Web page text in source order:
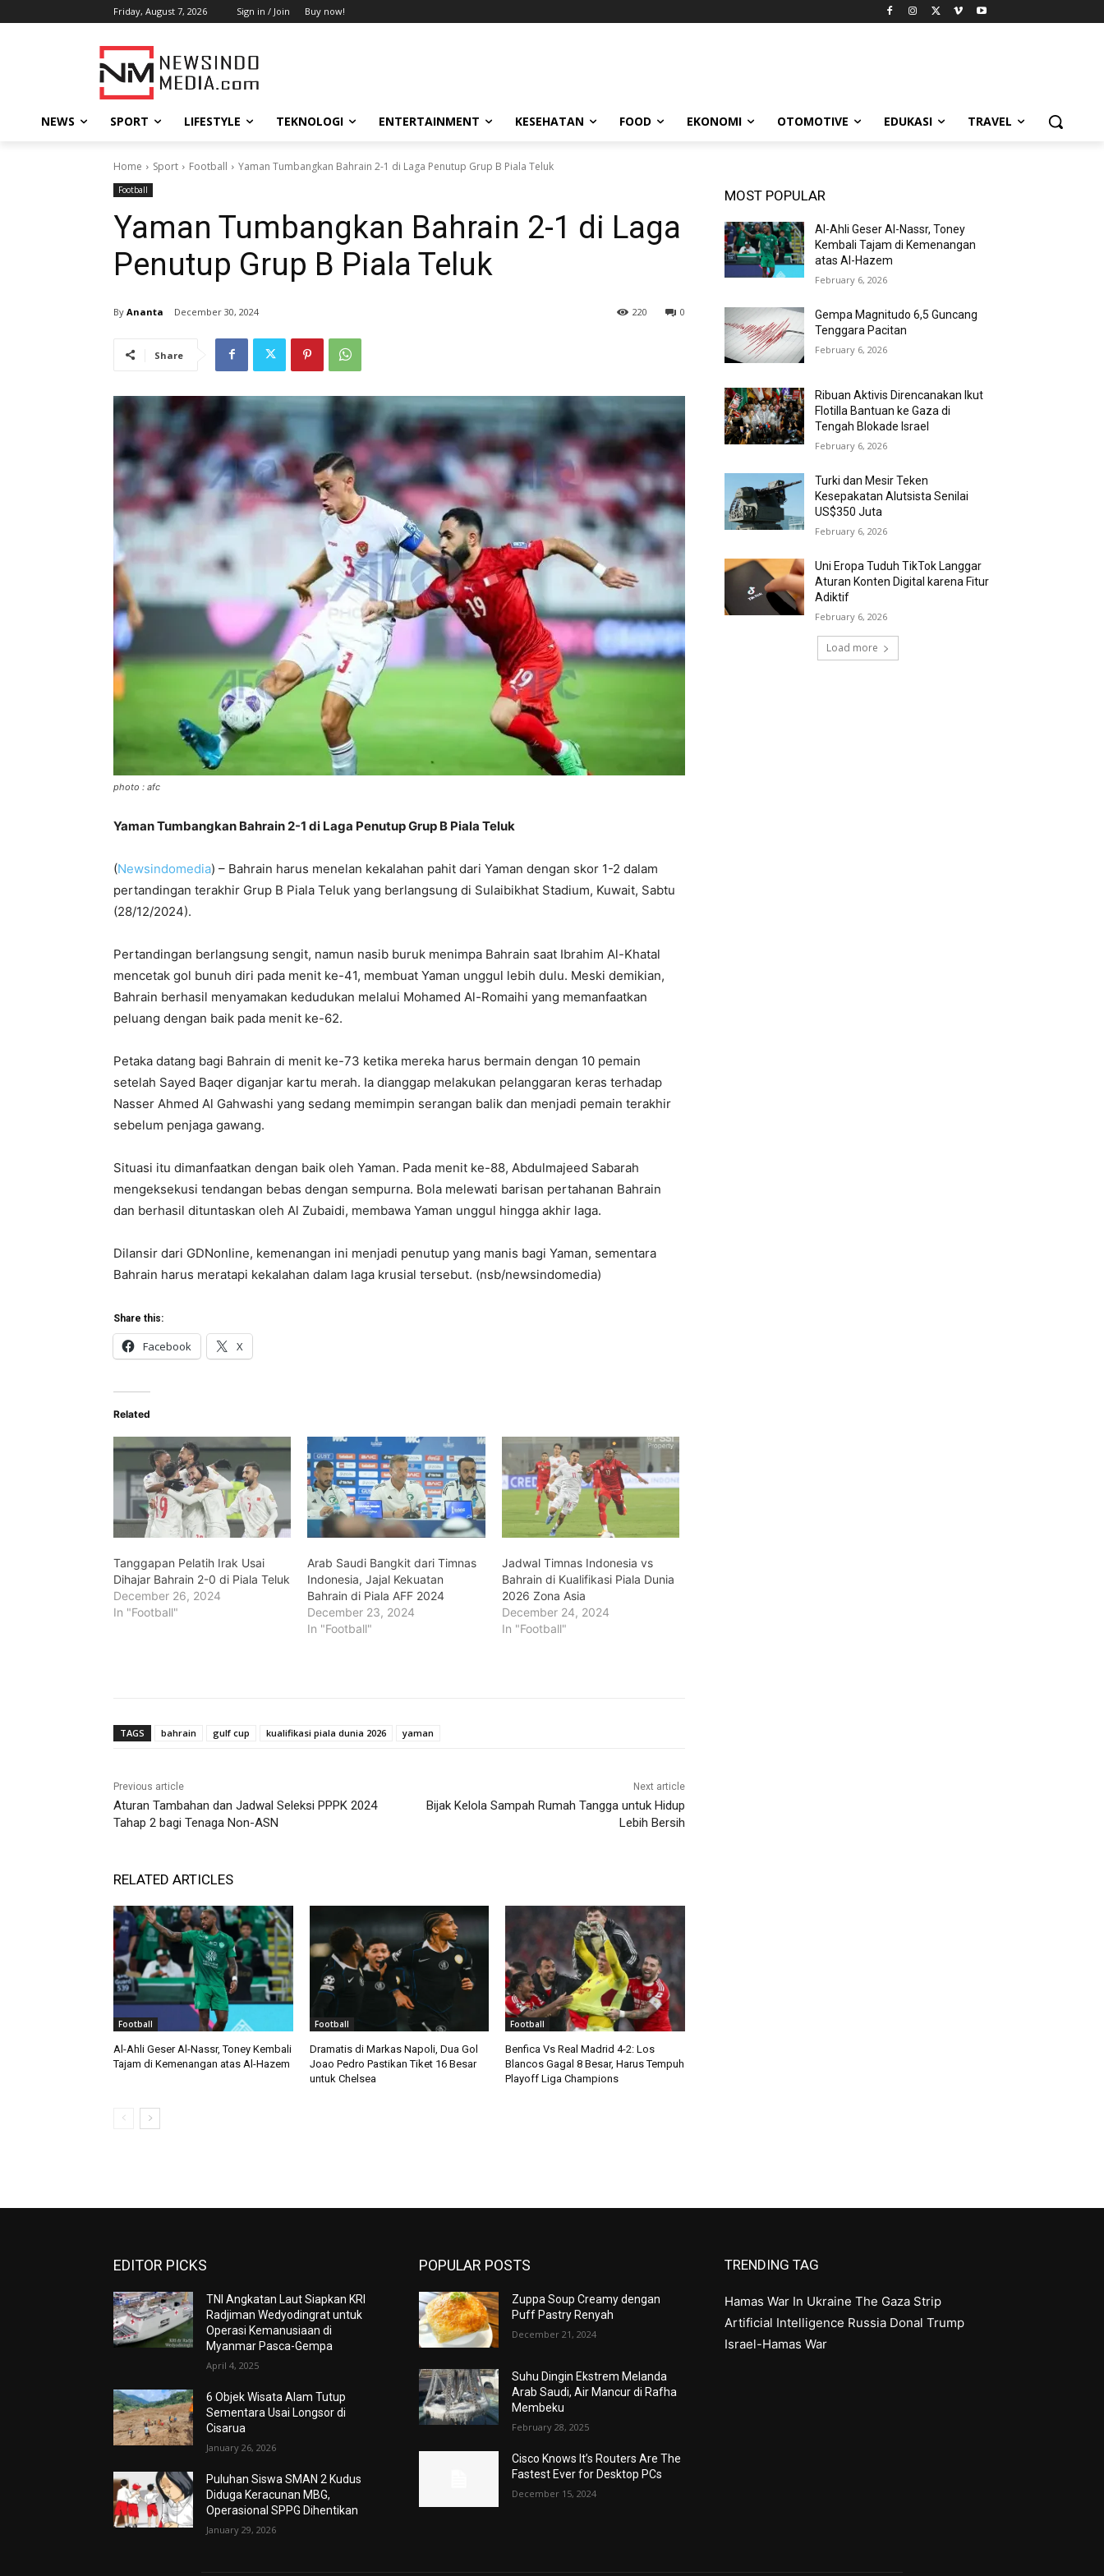
Friday, August 7, 2026 Sign in / Join Buy now!
NEWS SPORT LIFESTYLE TEKNOLOGI ENTERTAINMENT KESEHATAN FOOD EKONOMI OTOMOTIVE EDUKASI TRAVEL
Home Sport Football Yaman Tumbangkan Bahrain 2-1 di Laga Penutup Grup B Piala Teluk
Football
Yaman Tumbangkan Bahrain 2-1 di Laga
Penutup Grup B Piala Teluk
By Ananta December 30, 2024 0
220
Share
photo : afc
Yaman Tumbangkan Bahrain 2-1 di Laga Penutup Grup B Piala Teluk
(Newsindomedia) – Bahrain harus menelan kekalahan pahit dari Yaman dengan skor 1-2 dalam
pertandingan terakhir Grup B Piala Teluk yang berlangsung di Sulaibikhat Stadium, Kuwait, Sabtu
(28/12/2024).
Pertandingan berlangsung sengit, namun nasib buruk menimpa Bahrain saat Ibrahim Al-Khatal
mencetak gol bunuh diri pada menit ke-41, membuat Yaman unggul lebih dulu. Meski demikian,
Bahrain berhasil menyamakan kedudukan melalui Mohamed Al-Romaihi yang memanfaatkan
peluang dengan baik pada menit ke-62.
Petaka datang bagi Bahrain di menit ke-73 ketika mereka harus bermain dengan 10 pemain
setelah Sayed Baqer diganjar kartu merah. Ia dianggap melakukan pelanggaran keras terhadap
Nasser Ahmed Al Gahwashi yang sedang memimpin serangan balik dan menjadi pemain terakhir
sebelum penjaga gawang.
Situasi itu dimanfaatkan dengan baik oleh Yaman. Pada menit ke-88, Abdulmajeed Sabarah
mengeksekusi tendangan bebas dengan sempurna. Bola melewati barisan pertahanan Bahrain
dan berhasil dituntaskan oleh Al Zubaidi, membawa Yaman unggul hingga akhir laga.
Dilansir dari GDNonline, kemenangan ini menjadi penutup yang manis bagi Yaman, sementara
Bahrain harus meratapi kekalahan dalam laga krusial tersebut. (nsb/newsindomedia)
Share this:
Facebook X
Related
Tanggapan Pelatih Irak Usai
Dihajar Bahrain 2-0 di Piala Teluk
December 26, 2024
In "Football"
Arab Saudi Bangkit dari Timnas
Indonesia, Jajal Kekuatan
Bahrain di Piala AFF 2024
December 23, 2024
In "Football"
Jadwal Timnas Indonesia vs
Bahrain di Kualifikasi Piala Dunia
2026 Zona Asia
December 24, 2024
In "Football"
TAGS bahrain gulf cup kualifikasi piala dunia 2026 yaman
Previous article
Aturan Tambahan dan Jadwal Seleksi PPPK 2024
Tahap 2 bagi Tenaga Non-ASN
Next article
Bijak Kelola Sampah Rumah Tangga untuk Hidup
Lebih Bersih
RELATED ARTICLES
Football
Al-Ahli Geser Al-Nassr, Toney Kembali
Tajam di Kemenangan atas Al-Hazem
Football
Dramatis di Markas Napoli, Dua Gol
Joao Pedro Pastikan Tiket 16 Besar
untuk Chelsea
Football
Benfica Vs Real Madrid 4-2: Los
Blancos Gagal 8 Besar, Harus Tempuh
Playoff Liga Champions
MOST POPULAR
Al-Ahli Geser Al-Nassr, Toney
Kembali Tajam di Kemenangan
atas Al-Hazem
February 6, 2026
Gempa Magnitudo 6,5 Guncang
Tenggara Pacitan
February 6, 2026
Ribuan Aktivis Direncanakan Ikut
Flotilla Bantuan ke Gaza di
Tengah Blokade Israel
February 6, 2026
Turki dan Mesir Teken
Kesepakatan Alutsista Senilai
US$350 Juta
February 6, 2026
Uni Eropa Tuduh TikTok Langgar
Aturan Konten Digital karena Fitur
Adiktif
February 6, 2026
Load more
EDITOR PICKS
TNI Angkatan Laut Siapkan KRI
Radjiman Wedyodingrat untuk
Operasi Kemanusiaan di
Myanmar Pasca-Gempa
April 4, 2025
6 Objek Wisata Alam Tutup
Sementara Usai Longsor di
Cisarua
January 26, 2026
Puluhan Siswa SMAN 2 Kudus
Diduga Keracunan MBG,
Operasional SPPG Dihentikan
January 29, 2026
POPULAR POSTS
Zuppa Soup Creamy dengan
Puff Pastry Renyah
December 21, 2024
Suhu Dingin Ekstrem Melanda
Arab Saudi, Air Mancur di Rafha
Membeku
February 28, 2025
Cisco Knows It’s Routers Are The
Fastest Ever for Desktop PCs
December 15, 2024
TRENDING TAG
Hamas War In Ukraine The Gaza Strip
Artificial Intelligence Russia Donal Trump
Israel-Hamas War